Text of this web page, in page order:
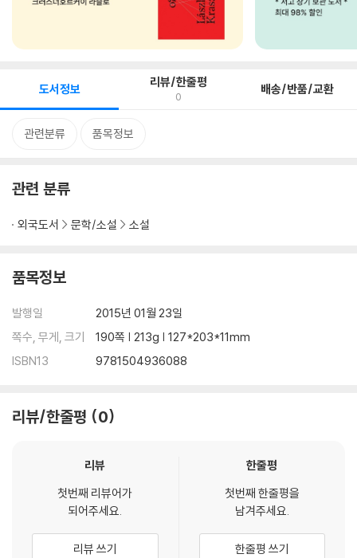
도서정보 리뷰/한줄평
0 배송/반품/교환
관련분류 품목정보
관련 분류
외국도서 문학/소설 소설
품목정보
발행일
2015년 01월 23일
쪽수, 무게, 크기
190쪽 | 213g | 127*203*11mm
ISBN13
9781504936088
리뷰/한줄평 0
리뷰
첫번째 리뷰어가
되어주세요.
리뷰 쓰기
한줄평
첫번째 한줄평을
남겨주세요.
한줄평 쓰기